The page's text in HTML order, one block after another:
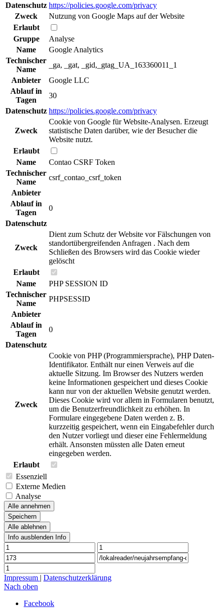
Datenschutz https://policies.google.com/privacy
Zweck
Nutzung von Google Maps auf der Website
Erlaubt
Gruppe
Analyse
Name
Google Analytics
Technischer
Name
_ga, _gat, _gid,_gtag_UA_163360011_1
Anbieter
Google LLC
Ablauf in
Tagen
30
Datenschutz https://policies.google.com/privacy
Zweck
Cookie von Google für Website-Analysen. Erzeugt
statistische Daten darüber, wie der Besucher die
Website nutzt.
Erlaubt
Name
Contao CSRF Token
Technischer
Name
csrf_contao_csrf_token
Anbieter
Ablauf in
Tagen
0
Datenschutz
Zweck
Dient zum Schutz der Website vor Fälschungen von
standortübergreifenden Anfragen . Nach dem
Schließen des Browsers wird das Cookie wieder
gelöscht
Erlaubt
Name
PHP SESSION ID
Technischer
Name
PHPSESSID
Anbieter
Ablauf in
Tagen
0
Datenschutz
Zweck
Cookie von PHP (Programmiersprache), PHP Daten-
Identifikator. Enthält nur einen Verweis auf die
aktuelle Sitzung. Im Browser des Nutzers werden
keine Informationen gespeichert und dieses Cookie
kann nur von der aktuellen Website genutzt werden.
Dieses Cookie wird vor allem in Formularen benutzt,
um die Benutzerfreundlichkeit zu erhöhen. In
Formulare eingegebene Daten werden z. B.
kurzzeitig gespeichert, wenn ein Eingabefehler durch
den Nutzer vorliegt und dieser eine Fehlermeldung
erhält. Ansonsten müssten alle Daten erneut
eingegeben werden.
Erlaubt
Essenziell
Externe Medien
Analyse
Alle annehmen
Speichern
Alle ablehnen
Info ausblenden Info
Impressum | Datenschutzerklärung
Nach oben
Facebook